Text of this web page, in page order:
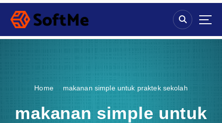
S
p
Home makanan simple untuk praktek sekolah
makanan simple untuk